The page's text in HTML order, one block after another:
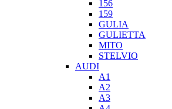
156
159
GULIA
GULIETTA
MITO
STELVIO
AUDI
A1
A2
A3